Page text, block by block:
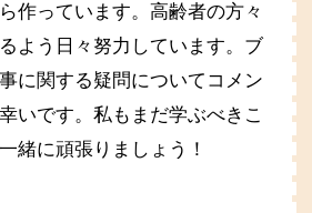
作っています。高齢者の方々
よう日々努力しています。ブ
に関する疑問についてコメン
いです。私もまだ学ぶべきこ
緒に頑張りましょう！